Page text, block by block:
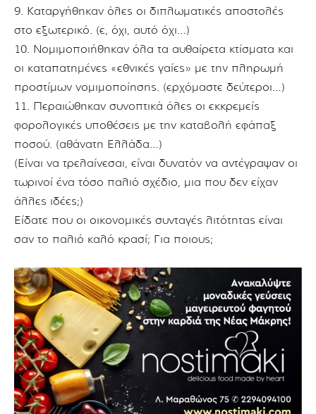
9. Καταργήθηκαν όλες οι διπλωματικές αποστολές
στο εξωτερικό. (ε, όχι, αυτό όχι…)
10. Νομιμοποιήθηκαν όλα τα αυθαίρετα κτίσματα και
οι καταπατημένες «εθνικές γαίες» με την πληρωμή
προστίμων νομιμοποίησης. (ερχόμαστε δεύτεροι…)
11. Περαιώθηκαν συνοπτικά όλες οι εκκρεμείς
φορολογικές υποθέσεις με την καταβολή εφάπαξ
ποσού. (αθάνατη Ελλάδα…)
(Είναι να τρελαίνεσαι, είναι δυνατόν να αντέγραψαν οι
τωρινοί ένα τόσο παλιό σχέδιο, μια που δεν είχαν
άλλες ιδέες;)
Είδατε που οι οικονομικές συνταγές λιτότητας είναι
σαν το παλιό καλό κρασί; Για ποιους;